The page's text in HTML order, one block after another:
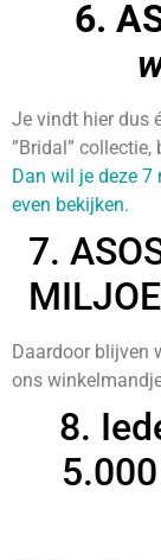
6.
Je vindt hier dus
”Bridal” collectie,
Dan wil je deze
even bekijken.
7.
Daardoor blijven
ons
8.